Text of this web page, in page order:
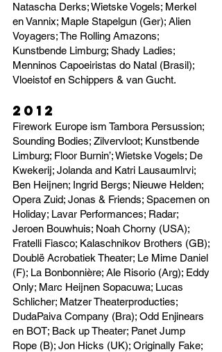
Natascha Derks; Wietske Vogels; Merkel
en Vannix; Maple Stapelgun (Ger); Alien
Voyagers; The Rolling Amazons;
Kunstbende Limburg; Shady Ladies;
Menninos Capoeiristas do Natal (Brasil);
Vloeistof en Schippers & van Gucht.
2012
Firework Europe ism Tambora Persussion;
Sounding Bodies; Zilvervloot; Kunstbende
Limburg; Floor Burnin’; Wietske Vogels; De
Kwekerij; Jolanda and Katri Lausaumlrvi;
Ben Heijnen; Ingrid Bergs; Nieuwe Helden;
Opera Zuid; Jonas & Friends; Spacemen on
Holiday; Lavar Performances; Radar;
Jeroen Bouwhuis; Noah Chorny (USA);
Fratelli Fiasco; Kalaschnikov Brothers (GB);
Doublë Acrobatiek Theater; Le Mime Daniel
(F); La Bonbonnière; Ale Risorio (Arg); Eddy
Only; Marc Heijnen Sopacuwa; Lucas
Schlicher; Matzer Theaterproducties;
DudaPaiva Company (Bra); Odd Enjinears
en BOT; Back up Theater; Panet Jump
Rope (B); Jon Hicks (UK); Originally Fake;